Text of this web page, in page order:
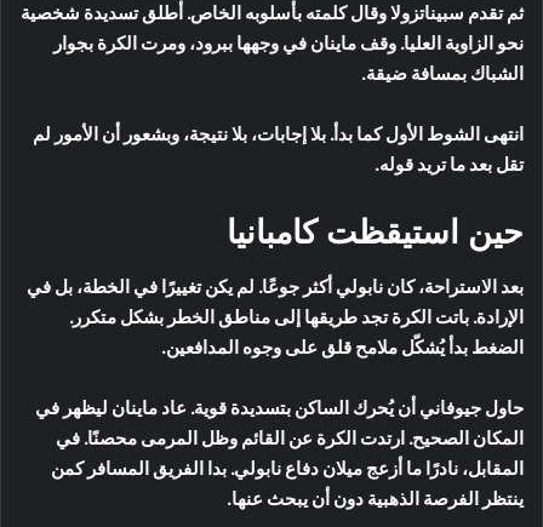
ثم تقدم سبيناتزولا وقال كلمته بأسلوبه الخاص. أطلق تسديدة شخصية
نحو الزاوية العليا. وقف ماينان في وجهها ببرود، ومرت الكرة بجوار
الشباك بمسافة ضيقة.
انتهى الشوط الأول كما بدأ. بلا إجابات، بلا نتيجة، وبشعور أن الأمور لم
تقل بعد ما تريد قوله.
حين استيقظت كامبانيا
بعد الاستراحة، كان نابولي أكثر جوعًا. لم يكن تغييرًا في الخطة، بل في
الإرادة. باتت الكرة تجد طريقها إلى مناطق الخطر بشكل متكرر.
الضغط بدأ يُشكّل ملامح قلق على وجوه المدافعين.
حاول جيوفاني أن يُحرك الساكن بتسديدة قوية. عاد ماينان ليظهر في
المكان الصحيح. ارتدت الكرة عن القائم وظل المرمى محصنًا. في
المقابل، نادرًا ما أزعج ميلان دفاع نابولي. بدا الفريق المسافر كمن
ينتظر الفرصة الذهبية دون أن يبحث عنها.